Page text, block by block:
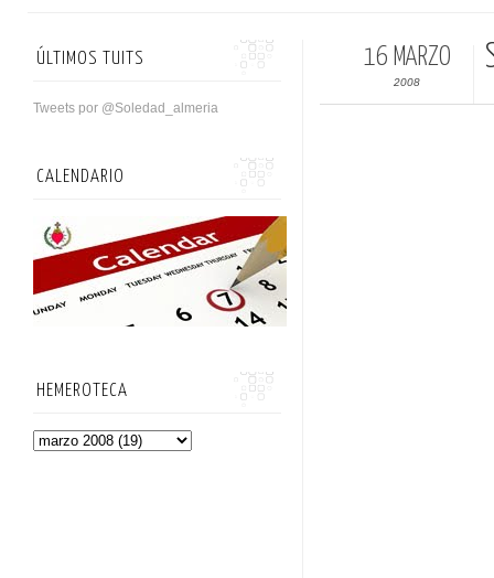
16 MARZO
2008
ÚLTIMOS TUITS
Tweets por @Soledad_almeria
CALENDARIO
HEMEROTECA